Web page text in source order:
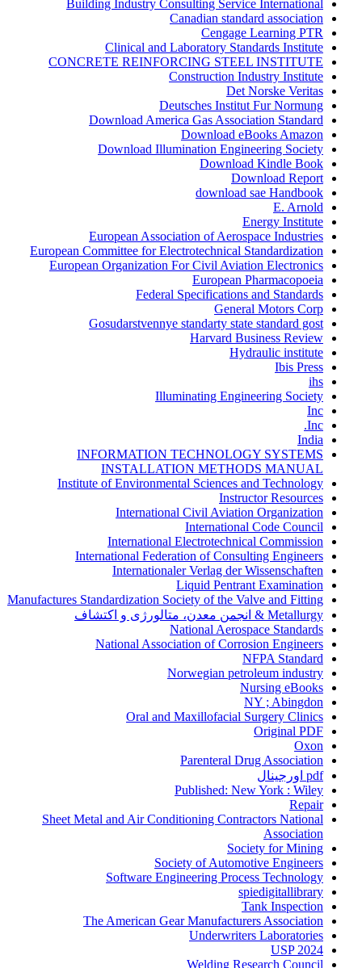
Building Industry Consulting Service International
Canadian standard association
Cengage Learning PTR
Clinical and Laboratory Standards Institute
CONCRETE REINFORCING STEEL INSTITUTE
Construction Industry Institute
Det Norske Veritas
Deutsches Institut Fur Normung
Download America Gas Association Standard
Download eBooks Amazon
Download Illumination Engineering Society
Download Kindle Book
Download Report
download sae Handbook
E. Arnold
Energy Institute
European Association of Aerospace Industries
European Committee for Electrotechnical Standardization
European Organization For Civil Aviation Electronics
European Pharmacopoeia
Federal Specifications and Standards
General Motors Corp
Gosudarstvennye standarty state standard gost
Harvard Business Review
Hydraulic institute
Ibis Press
ihs
Illuminating Engineering Society
Inc
Inc.
India
INFORMATION TECHNOLOGY SYSTEMS
INSTALLATION METHODS MANUAL
Institute of Environmental Sciences and Technology
Instructor Resources
International Civil Aviation Organization
International Code Council
International Electrotechnical Commission
International Federation of Consulting Engineers
Internationaler Verlag der Wissenschaften
Liquid Pentrant Examination
Manufactures Standardization Society of the Valve and Fitting
Metallurgy & انجمن معدن، متالورژی و اکتشاف
National Aerospace Standards
National Association of Corrosion Engineers
NFPA Standard
Norwegian petroleum industry
Nursing eBooks
NY ; Abingdon
Oral and Maxillofacial Surgery Clinics
Original PDF
Oxon
Parenteral Drug Association
pdf اورجینال
Published: New York : Wiley
Repair
Sheet Metal and Air Conditioning Contractors National
Association
Society for Mining
Society of Automotive Engineers
Software Engineering Process Technology
spiedigitallibrary
Tank Inspection
The American Gear Manufacturers Association
Underwriters Laboratories
USP 2024
Welding Research Council